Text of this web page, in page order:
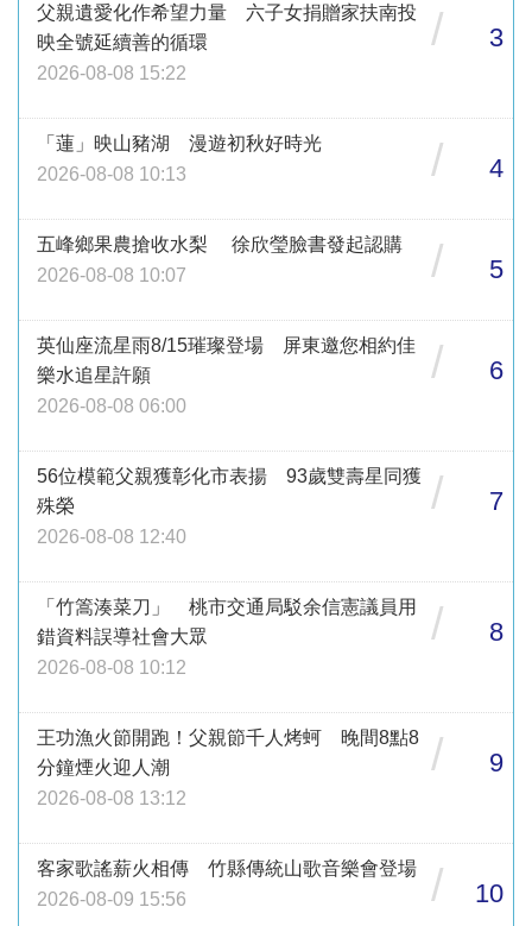
父親遺愛化作希望力量 六子女捐贈家扶南投
映全號延續善的循環
2026-08-08 15:22
/ 3
「蓮」映山豬湖 漫遊初秋好時光
2026-08-08 10:13
/ 4
五峰鄉果農搶收水梨 徐欣瑩臉書發起認購
2026-08-08 10:07
/ 5
英仙座流星雨8/15璀璨登場 屏東邀您相約佳
樂水追星許願
2026-08-08 06:00
/ 6
56位模範父親獲彰化市表揚 93歲雙壽星同獲
殊榮
2026-08-08 12:40
/ 7
「竹篙湊菜刀」 桃市交通局駁余信憲議員用
錯資料誤導社會大眾
2026-08-08 10:12
/ 8
王功漁火節開跑！父親節千人烤蚵 晚間8點8
分鐘煙火迎人潮
2026-08-08 13:12
/ 9
客家歌謠薪火相傳 竹縣傳統山歌音樂會登場
2026-08-09 15:56
/ 10